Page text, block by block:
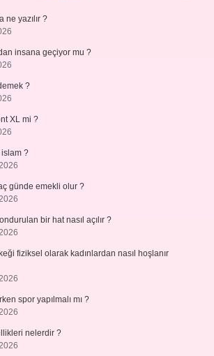
ne yazılır ?
insana geçiyor mu ?
?
XL mi ?
islam ?
günde emekli olur ?
bir hat nasıl açılır ?
fiziksel olarak kadınlardan nasıl hoşlanır
spor yapılmalı mı ?
nelerdir ?